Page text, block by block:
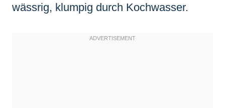
wässrig, klumpig durch Kochwasser.